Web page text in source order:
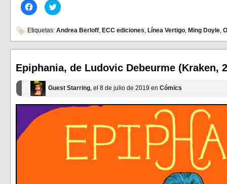
Haz
clic
en
Facebook
(Se
abre
ventana
nueva)
Haz
clic
en
(Se
abre
ventana
nueva)
Etiquetas: Andrea Berloff, ECC ediciones, Línea Vertigo, Ming Doyle,
Epiphania, de Ludovic Debeurme (Kraken,
Guest Starring, el 8 de julio de 2019 en Cómics